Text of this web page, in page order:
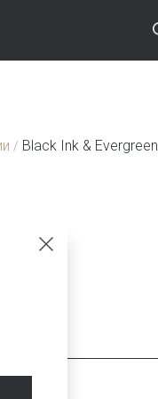
/ Black Ink & Evergreen